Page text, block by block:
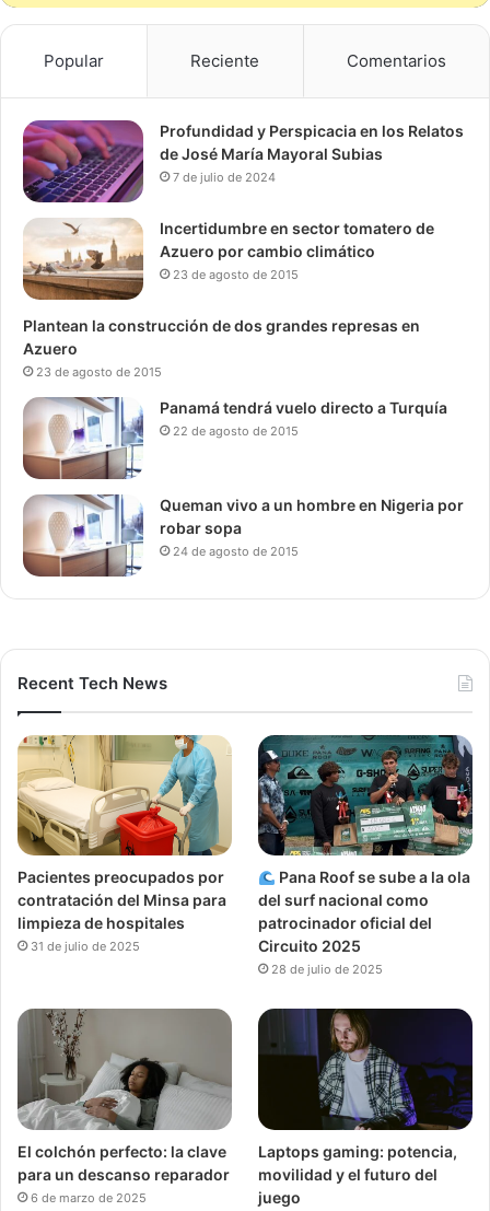
Popular Reciente Comentarios
Profundidad y Perspicacia en los Relatos
de José María Mayoral Subias
7 de julio de 2024
Incertidumbre en sector tomatero de
Azuero por cambio climático
23 de agosto de 2015
Plantean la construcción de dos grandes represas en
Azuero
23 de agosto de 2015
Panamá tendrá vuelo directo a Turquía
22 de agosto de 2015
Queman vivo a un hombre en Nigeria por
robar sopa
24 de agosto de 2015
Recent Tech News
Pacientes preocupados por
contratación del Minsa para
limpieza de hospitales
31 de julio de 2025
Pana Roof se sube a la ola
del surf nacional como
patrocinador oficial del
Circuito 2025
28 de julio de 2025
El colchón perfecto: la clave
para un descanso reparador
6 de marzo de 2025
Laptops gaming: potencia,
movilidad y el futuro del
juego